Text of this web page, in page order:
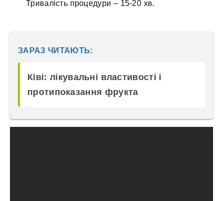
Тривалість процедури – 15-20 хв.
ЗАРАЗ ЧИТАЮТЬ:
Ківі: лікувальні властивості і
протипоказання фрукта